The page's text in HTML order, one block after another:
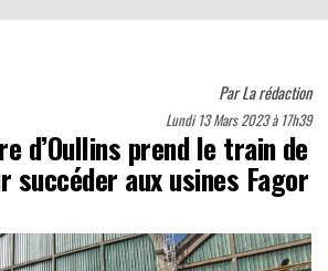
ParLa rédaction
Lundi 13 Mars 2023 à 17h39
d’Oullins prend le train de
succéder aux usines Fagor